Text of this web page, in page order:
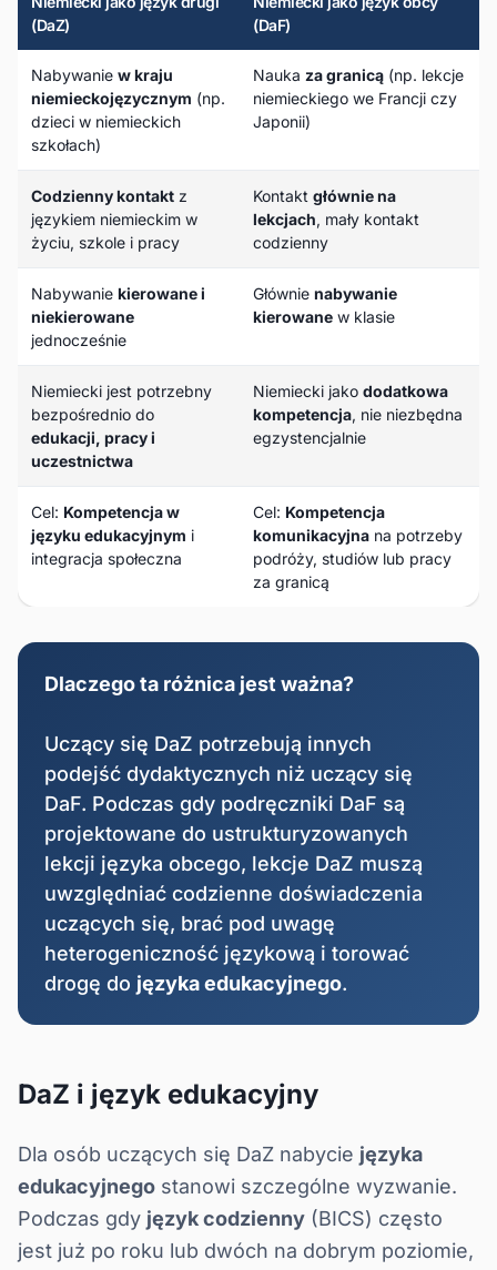
(DaZ)
(DaF)
Nabywanie w kraju
niemieckojęzycznym (np.
dzieci w niemieckich
szkołach)
Nauka za granicą (np. lekcje
niemieckiego we Francji czy
Japonii)
Codzienny kontakt z
językiem niemieckim w
życiu, szkole i pracy
Kontakt głównie na
lekcjach, mały kontakt
codzienny
Nabywanie kierowane i
niekierowane
jednocześnie
Głównie nabywanie
kierowane w klasie
Niemiecki jest potrzebny
bezpośrednio do
edukacji, pracy i
uczestnictwa
Niemiecki jako dodatkowa
kompetencja, nie niezbędna
egzystencjalnie
Cel: Kompetencja w
języku edukacyjnym i
integracja społeczna
Cel: Kompetencja
komunikacyjna na potrzeby
podróży, studiów lub pracy
za granicą
Dlaczego ta różnica jest ważna?
Uczący się DaZ potrzebują innych
podejść dydaktycznych niż uczący się
DaF. Podczas gdy podręczniki DaF są
projektowane do ustrukturyzowanych
lekcji języka obcego, lekcje DaZ muszą
uwzględniać codzienne doświadczenia
uczących się, brać pod uwagę
heterogeniczność językową i torować
drogę do języka edukacyjnego.
DaZ i język edukacyjny
Dla osób uczących się DaZ nabycie języka
edukacyjnego stanowi szczególne wyzwanie.
Podczas gdy język codzienny (BICS) często
jest już po roku lub dwóch na dobrym poziomie,